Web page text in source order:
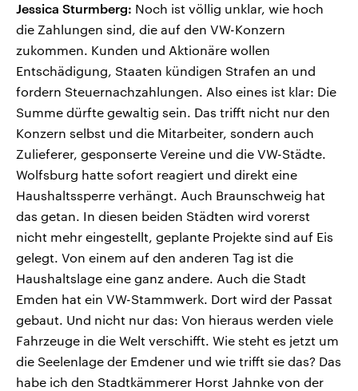
Jessica Sturmberg: Noch ist völlig unklar, wie hoch
die Zahlungen sind, die auf den VW-Konzern
zukommen. Kunden und Aktionäre wollen
Entschädigung, Staaten kündigen Strafen an und
fordern Steuernachzahlungen. Also eines ist klar: Die
Summe dürfte gewaltig sein. Das trifft nicht nur den
Konzern selbst und die Mitarbeiter, sondern auch
Zulieferer, gesponserte Vereine und die VW-Städte.
Wolfsburg hatte sofort reagiert und direkt eine
Haushaltssperre verhängt. Auch Braunschweig hat
das getan. In diesen beiden Städten wird vorerst
nicht mehr eingestellt, geplante Projekte sind auf Eis
gelegt. Von einem auf den anderen Tag ist die
Haushaltslage eine ganz andere. Auch die Stadt
Emden hat ein VW-Stammwerk. Dort wird der Passat
gebaut. Und nicht nur das: Von hieraus werden viele
Fahrzeuge in die Welt verschifft. Wie steht es jetzt um
die Seelenlage der Emdener und wie trifft sie das? Das
habe ich den Stadtkämmerer Horst Jahnke von der